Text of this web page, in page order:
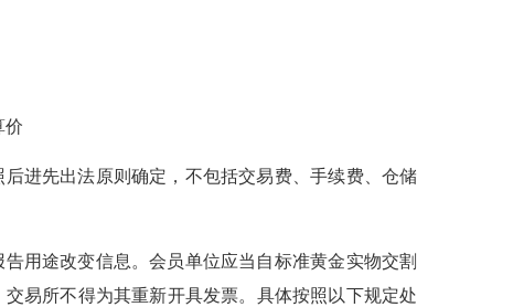
价
进先出法原则确定，不包括交易费、手续费、仓储
用途改变信息。会员单位应当自标准黄金实物交割
易所不得为其重新开具发票。具体按照以下规定处